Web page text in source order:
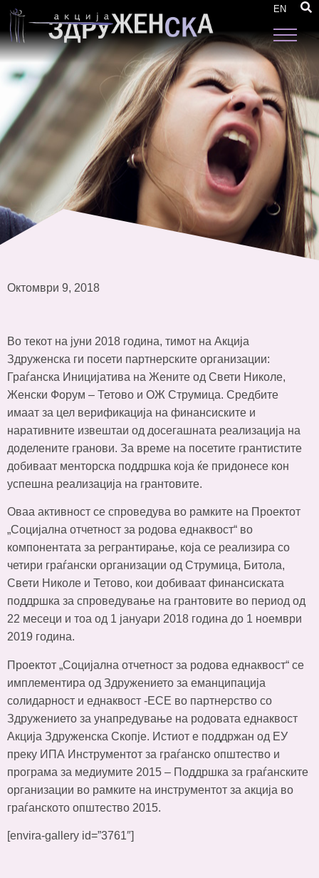
EN
грантoви
Октомври 9, 2018
Во текот на јуни 2018 година, тимот на Акција
Здруженска ги посети партнерските организации:
Граѓанска Иницијатива на Жените од Свети Николе,
Женски Форум – Тетово и ОЖ Струмица. Средбите
имаат за цел верификација на финансиските и
наративните извештаи од досегашната реализација на
доделените гранови. За време на посетите грантистите
добиваат менторска поддршка која ќе придонесе кон
успешна реализација на грантовите.
Оваа активност се спроведува во рамките на Проектот
„Социјална отчетност за родова еднаквост“ во
компонентата за регрантирање, која се реализира со
четири граѓански организации од Струмица, Битола,
Свети Николе и Тетово, кои добиваат финансиската
поддршка за спроведување на грантовите во период од
22 месеци и тоа од 1 јануари 2018 година до 1 ноември
2019 година.
Проектот „Социјална отчетност за родова еднаквост“ се
имплементира од Здружението за еманципација
солидарност и еднаквост -ЕСЕ во партнерство со
Здружението за унапредување на родовата еднаквост
Акција Здруженска Скопје. Истиот е поддржан од ЕУ
преку ИПА Инструментот за граѓанско општество и
програма за медиумите 2015 – Поддршка за граѓанските
организации во рамките на инструментот за акција во
граѓанското општество 2015.
[envira-gallery id=”3761″]